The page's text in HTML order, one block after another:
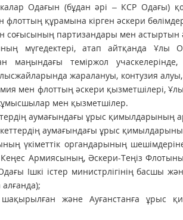
Одағын (бұдан әрі – КСР Одағы)
құрамына кiрген әскери
соғы­сының партизандары мен астыртын
мүгедектері, атап айтқанда Ұлы
маңындағы темiржол
жаралануы, контузия
мен флоттың әскери қызметшiлерi,
мен қызметшiлер.
аума­ғын­дағы ұрыс қимылдарының
аума­ғындағы ұрыс
үкiметтік органдарының
Армия­сының, Әскери-Теңiз
Iшкi iстер минис­трлiгiнiң басшы
және Ауғанстанға ұрыс